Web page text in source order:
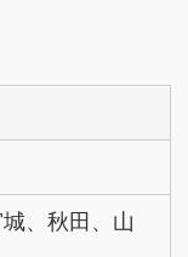
、秋田、山